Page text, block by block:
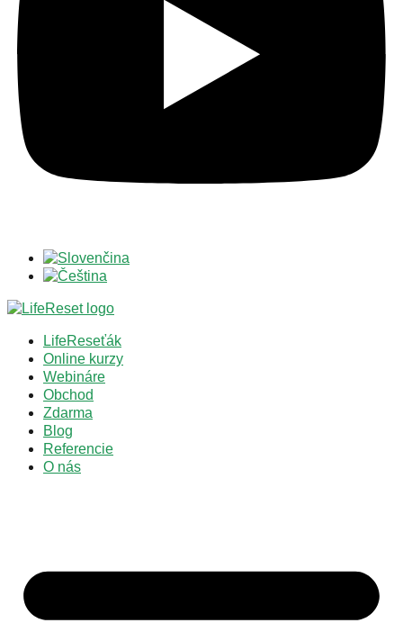
LifeReseťák
Online kurzy
Webináre
Obchod
Zdarma
Blog
Referencie
O nás